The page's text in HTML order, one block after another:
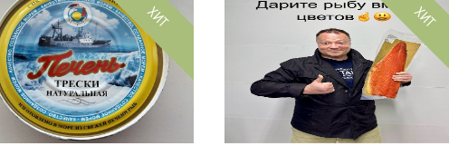
ХИТ ХИТ